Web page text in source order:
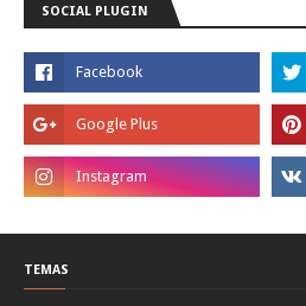
SOCIAL PLUGIN
TEMAS